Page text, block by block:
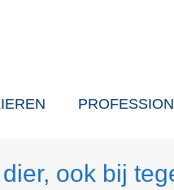
ook bij